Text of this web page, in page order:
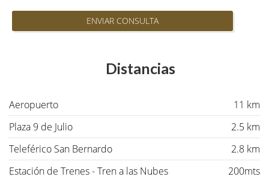
ENVIAR CONSULTA
Distancias
Aeropuerto
11 km
Plaza 9 de Julio
2.5 km
Teleférico San Bernardo
2.8 km
Estación de Trenes - Tren a las Nubes
200mts